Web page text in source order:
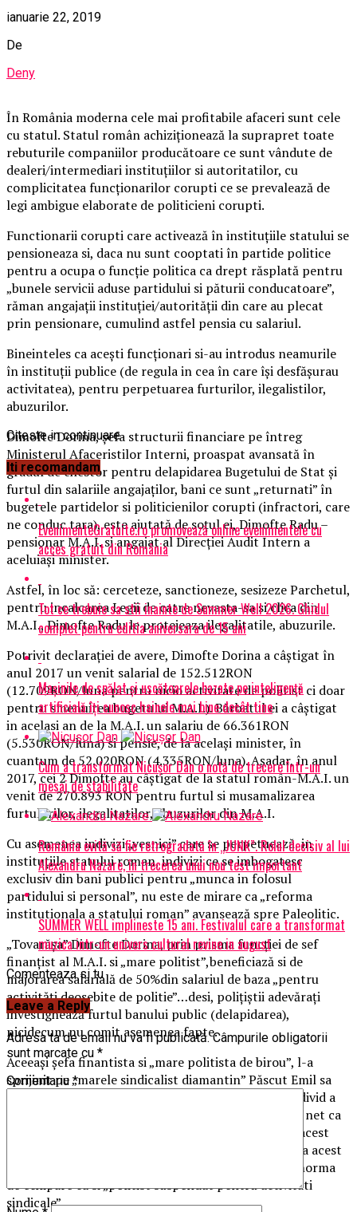
ianuarie 22, 2019
De
Deny
În România moderna cele mai profitabile afaceri sunt cele
cu statul. Statul român achiziționează la suprapret toate
rebuturile companiilor producătoare ce sunt vândute de
dealeri/intermediari instituțiilor si autoritatilor, cu
complicitatea funcționarilor corupti ce se prevalează de
legi ambigue elaborate de politicieni corupti.
Functionarii corupti care activează în instituțiile statului se
pensioneaza si, daca nu sunt cooptati în partide politice
pentru a ocupa o funcție politica ca drept răsplată pentru
„bunele servicii aduse partidului si păturii conducatoare”,
răman angajații instituției/autorității din care au plecat
prin pensionare, cumulind astfel pensia cu salariul.
Bineinteles ca acești funcționari si-au introdus neamurile
în instituții publice (de regula in cea în care își desfășurau
activitatea), pentru perpetuarea furturilor, ilegalistilor,
abuzurilor.
Dimofte Dorina, șefa structurii financiare pe întreg
Ministerul Afaceristilor Interni, proaspat avansată în
gradul de chestor pentru delapidarea Bugetului de Stat și
furtul din salariile angajaților, bani ce sunt „returnati” în
bugetele partidelor si politicienilor corupti (infractori, care
ne conduc tara), este ajutată de soțul ei, Dimofte Radu –
pensionar M.A.I. si angajat al Direcției Audit Intern a
aceluiași minister.
Astfel, în loc să: cerceteze, sanctioneze, sesizeze Parchetul,
pentru incalcarea Legii de catre nevasta-sa si clica din
M.A.I., Dimofte Radu le protejeaza ilegalitatile, abuzurile.
Potrivit declarației de avere, Dimofte Dorina a câștigat în
anul 2017 un venit salarial de 152.512RON
(12.709RON/luna pentru nicio activitate de politist ci doar
pentru smenuirea bugetului M.A.I.). Bărbatul ei a câștigat
in acelasi an de la M.A.I. un salariu de 66.361RON
(5.530RON/luna) si pensie, de la același minister, în
cuantum de 52.020RON (4.335RON/luna). Așadar, în anul
2017, cei 2 Dimofte au câștigat de la statul român-M.A.I. un
venit de 270.893 RON pentru furtul si musamalizarea
furtulurilor, ilegalitatilor, abuzurilor din M.A.I.
Cu asemenea indivizi „vesnici” care se perpetuează in
instituțiile statului roman, indivizi ce se imbogatesc
exclusiv din bani publici pentru „munca in folosul
partidului si personal”, nu este de mirare ca „reforma
institutionala a statului roman” avansează spre Paleolitic.
„Tovarășa” Dimofte Dorina, prin prisma funcției de sef
finanțist al M.A.I. si „mare politist”,beneficiază si de
majorarea salarială de 50%din salariul de baza „pentru
activități deosebite de politie”…desi, polițiștii adevărați
investighează furtul banului public (delapidarea),
nicidecum nu comit asemenea fapte.
Aceeași șefa finantista si „mare politista de birou”, l-a
sprijinit pe „marele sindicalist diamantin” Păscut Emil sa
primească o pensie de 6.000RON/luna deși acest individ a
„castigat” doar 6 luni in 2017 o leafa de 10.000RON net ca
si președinte al sindicatului „Diamantul”. Anterior, acest
iindivid incasa doar salariul minim pe economie de la acest
sindicat si, de la Politia Capitalei, norma de hrana+norma
de echipare ca si „politist suspendat pentru activitati
sindicale” .
Citeste in continuare
Iti recomandam
EvenimenteGratuite.ro promovează online evenimentele cu
acces gratuit din România
Tot ce trebuie sa stii inainte de Summer Well 2026. Ghidul
complet pentru editia aniversara de 15 ani
Mașinile de spălat și uscătoarele bazate pe inteligență
artificială îți cunosc hainele mai bine decât tine
Cum a transformat Nicușor Dan o notă de trecere într-un
mesaj de stabilitate
România evită să fie retrogradată în „JUNK”. Rolul decisiv al lui
Alexandru Nazare, în trecerea unui nou test important
SUMMER WELL implineste 15 ani. Festivalul care a transformat
muzica intr-un univers cultural revine in august
Comenteaza si tu
Leave a Reply
Adresa ta de email nu va fi publicată. Câmpurile obligatorii
sunt marcate cu *
Comentariu*